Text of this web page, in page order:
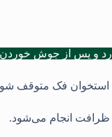
و پس از جوش
استخوان فک متوقف
ظرافت انجام می‌شود.